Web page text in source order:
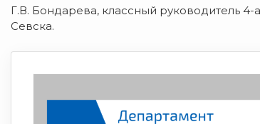
Г.В. Бондарева, классный руководитель
Севска.